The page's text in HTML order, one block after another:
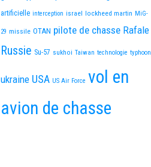
artificielle interception israel lockheed martin MiG-
29 missile OTAN pilote de chasse Rafale
Russie Su-57 sukhoi Taiwan technologie typhoon
ukraine USA US Air Force vol en
avion de chasse